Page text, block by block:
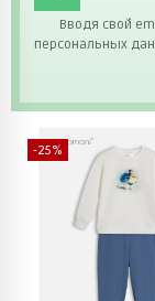
Вводя свой
персональных
-25%